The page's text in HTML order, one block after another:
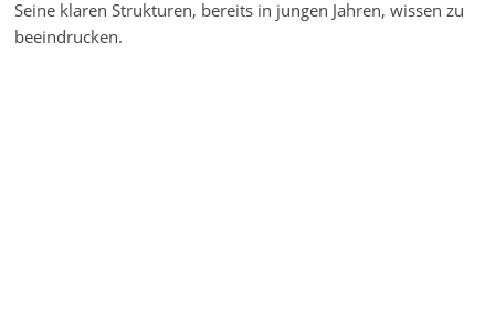
Seine klaren Strukturen, bereits in jungen Jahren, wissen zu
beeindrucken.